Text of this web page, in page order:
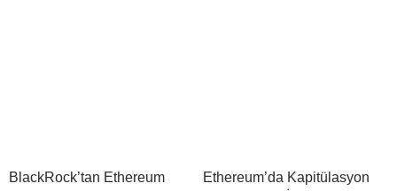
BlackRock’tan Ethereum
Ethereum’da Kapitülasyon